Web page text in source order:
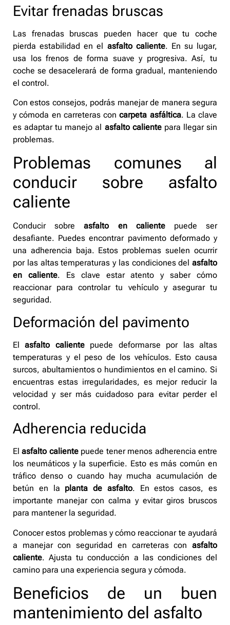
Evitar frenadas bruscas
Las frenadas bruscas pueden hacer que tu coche
pierda estabilidad en el asfalto caliente. En su lugar,
usa los frenos de forma suave y progresiva. Así, tu
coche se desacelerará de forma gradual, manteniendo
el control.
Con estos consejos, podrás manejar de manera segura
y cómoda en carreteras concarpeta asfáltica. La clave
es adaptar tu manejo al asfalto calientepara llegar sin
problemas.
Problemas comunes al
conducir sobre asfalto
caliente
Conducir sobreasfalto en calientepuede ser
desafiante. Puedes encontrar pavimento deformado y
una adherencia baja. Estos problemas suelen ocurrir
por las altas temperaturas y las condiciones del asfalto
en caliente. Es clave estar atento y saber cómo
reaccionar para controlar tu vehículo y asegurar tu
seguridad.
Deformación del pavimento
Elasfalto calientepuede deformarse por las altas
temperaturas y el peso de los vehículos. Esto causa
surcos, abultamientos o hundimientos en el camino. Si
encuentras estas irregularidades, es mejor reducir la
velocidad y ser más cuidadoso para evitar perder el
control.
Adherencia reducida
Elasfalto calientepuede tener menos adherencia entre
los neumáticos y la superficie. Esto es más común en
tráfico denso o cuando hay mucha acumulación de
betún en la planta de asfalto. En estos casos, es
importante manejar con calma y evitar giros bruscos
para mantener la seguridad.
Conocer estos problemas y cómo reaccionar te ayudará
a manejar con seguridad en carreteras con asfalto
caliente. Ajusta tu conducción a las condiciones del
camino para una experiencia segura y cómoda.
Beneficios de un buen
mantenimiento del asfalto